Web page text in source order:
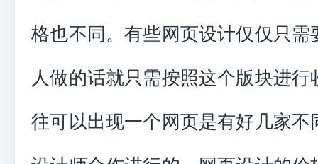
格也不同。有些网页设计仅仅只需
人做的话就只需按照这个版块进行
往可以出现一个网页是有好几家不